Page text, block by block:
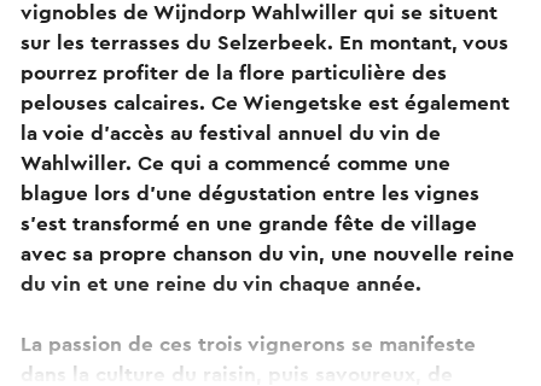
vignobles de Wijndorp Wahlwiller qui se situent
sur les terrasses du Selzerbeek. En montant, vous
pourrez profiter de la flore particulière des
pelouses calcaires. Ce Wiengetske est également
la voie d'accès au festival annuel du vin de
Wahlwiller. Ce qui a commencé comme une
blague lors d'une dégustation entre les vignes
s'est transformé en une grande fête de village
avec sa propre chanson du vin, une nouvelle reine
du vin et une reine du vin chaque année.
La passion de ces trois vignerons se manifeste
dans la culture du raisin, puis savoureux, de